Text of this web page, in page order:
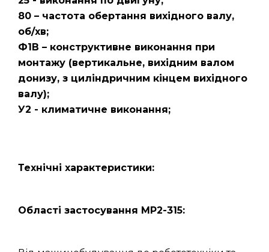
80 – частота обертання вихідного валу,
об/хв;
Ф1В – конструктивне виконання при
монтажу (вертикальне, вихідним валом
донизу, з циліндричним кінцем вихідного
валу);
У2 - климатичне виконання;
Технічні характеристики:
Області застосування МР2-315: